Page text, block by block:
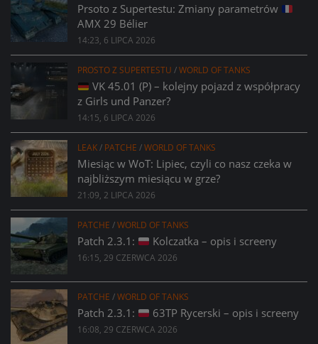
Prsoto z Supertestu: Zmiany parametrów
AMX 29 Bélier
14:23, 6 LIPCA 2026
PROSTO Z SUPERTESTU /WORLD OF TANKS
VK 45.01 (P) – kolejny pojazd z współpracy
z Girls und Panzer?
14:15, 6 LIPCA 2026
LEAK/ PATCHE /WORLD OF TANKS
Miesiąc w WoT: Lipiec, czyli co nasz czeka w
najbliższym miesiącu w grze?
21:09, 2 LIPCA 2026
PATCHE /WORLD OF TANKS
Patch 2.3.1: Kolczatka – opis i screeny
16:15, 29 CZERWCA 2026
PATCHE /WORLD OF TANKS
Patch 2.3.1: 63TP Rycerski – opis i screeny
16:08, 29 CZERWCA 2026